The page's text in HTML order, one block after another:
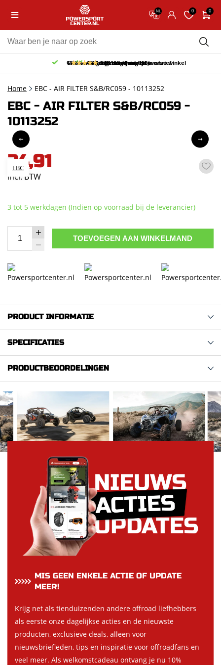
NL 0 0
Gratis afhalen & retourneren in onze winkel
Gratis bezorgd v.a. 150,-
30 dagen bedenktijd
10% korting bij inschrijving nieuwsbrief
9.5/10 (66 reviews)
Home EBC - AIR FILTER S&B/RC059 - 10113252
EBC - AIR FILTER S&B/RC059 -
10113252
EBC
24,91
incl. BTW
3 tot 5 werkdagen (Indien op voorraad bij de leverancier)
TOEVOEGEN AAN WINKELMAND
PRODUCT INFORMATIE
SPECIFICATIES
PRODUCTBEOORDELINGEN
MIS GEEN ENKELE ACTIE OF UPDATE
MEER!
Krijg net als tienduizenden andere offroad liefhebbers
als eerste onze dagelijkse acties en de nieuwste
producten, exclusieve deals, alleen voor
nieuwsbriefleden, tips en inspiratie voor offroadfans en
veel meer. Als welkomstcadeau ontvang je nu 10%